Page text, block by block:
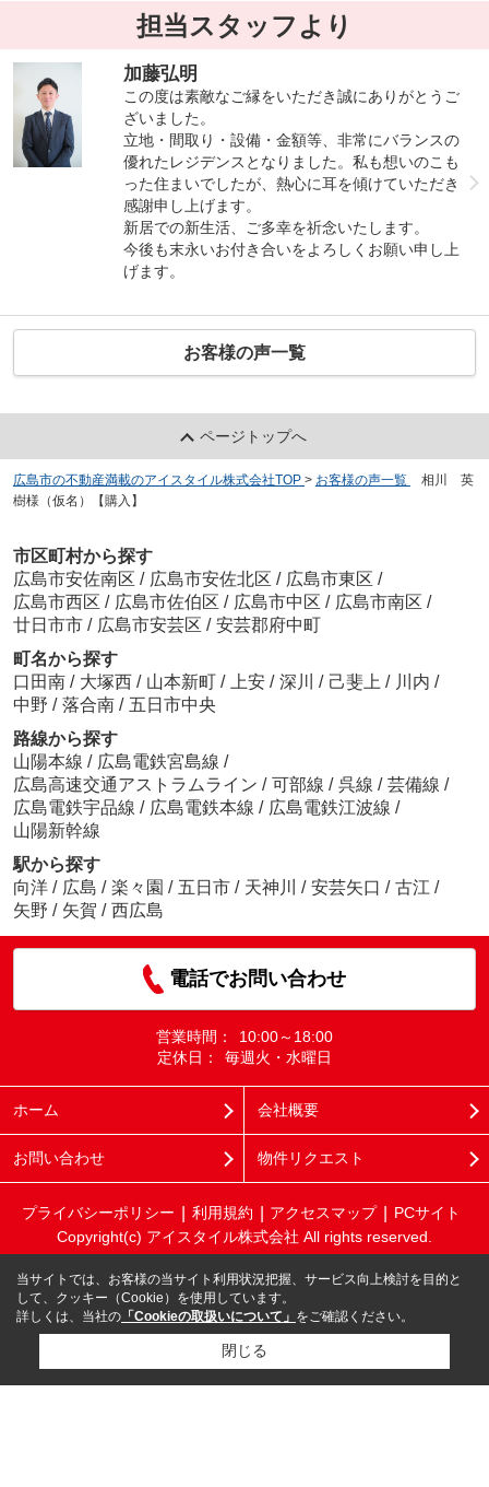
担当スタッフより
加藤弘明
この度は素敵なご縁をいただき誠にありがとうご
ざいました。
立地・間取り・設備・金額等、非常にバランスの
優れたレジデンスとなりました。私も想いのこも
った住まいでしたが、熱心に耳を傾けていただき
感謝申し上げます。
新居での新生活、ご多幸を祈念いたします。
今後も末永いお付き合いをよろしくお願い申し上
げます。
お客様の声一覧
ページトップへ
広島市の不動産満載のアイスタイル株式会社TOP > お客様の声一覧
相川 英
樹様（仮名）【購入】
市区町村から探す
広島市安佐南区 / 広島市安佐北区 / 広島市東区 /
広島市西区 / 広島市佐伯区 / 広島市中区 / 広島市南区 /
廿日市市 / 広島市安芸区 / 安芸郡府中町
町名から探す
口田南 / 大塚西 / 山本新町 / 上安 / 深川 / 己斐上 / 川内 /
中野 / 落合南 / 五日市中央
路線から探す
山陽本線 / 広島電鉄宮島線 /
広島高速交通アストラムライン / 可部線 / 呉線 / 芸備線 /
広島電鉄宇品線 / 広島電鉄本線 / 広島電鉄江波線 /
山陽新幹線
駅から探す
向洋 / 広島 / 楽々園 / 五日市 / 天神川 / 安芸矢口 / 古江 /
矢野 / 矢賀 / 西広島
電話でお問い合わせ
営業時間：
10:00～18:00
定休日：
毎週火・水曜日
ホーム 会社概要
お問い合わせ 物件リクエスト
プライバシーポリシー 利用規約 アクセスマップ
PCサイト
Copyright(c) アイスタイル株式会社 All rights reserved.
当サイトでは、お客様の当サイト利用状況把握、サービス向上検討を目的と
して、クッキー（Cookie）を使用しています。
詳しくは、当社の 「Cookieの取扱いについて」 をご確認ください。
閉じる